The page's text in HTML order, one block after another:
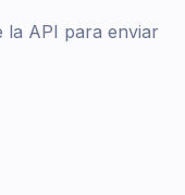
la API para enviar